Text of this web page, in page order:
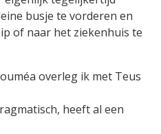
busje te vorderen en
of naar het ziekenhuis te
overleg ik met Teus
heeft al een